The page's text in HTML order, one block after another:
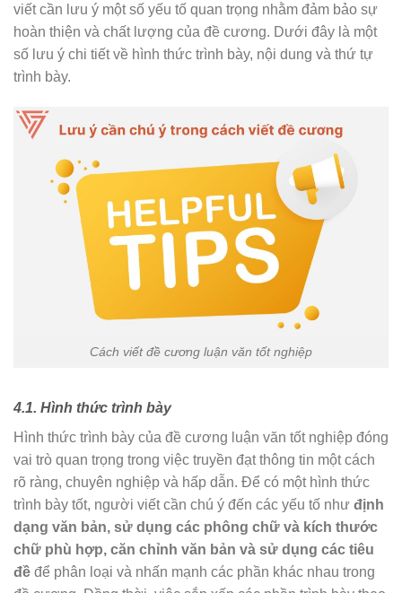
viết cần lưu ý một số yếu tố quan trọng nhằm đảm bảo sự
hoàn thiện và chất lượng của đề cương. Dưới đây là một
số lưu ý chi tiết về hình thức trình bày, nội dung và thứ tự
trình bày.
Cách viết đề cương luận văn tốt nghiệp
4.1. Hình thức trình bày
Hình thức trình bày của đề cương luận văn tốt nghiệp đóng
vai trò quan trọng trong việc truyền đạt thông tin một cách
rõ ràng, chuyên nghiệp và hấp dẫn. Để có một hình thức
trình bày tốt, người viết cần chú ý đến các yếu tố như định
dạng văn bản, sử dụng các phông chữ và kích thước
chữ phù hợp, căn chỉnh văn bản và sử dụng các tiêu
đề để phân loại và nhấn mạnh các phần khác nhau trong